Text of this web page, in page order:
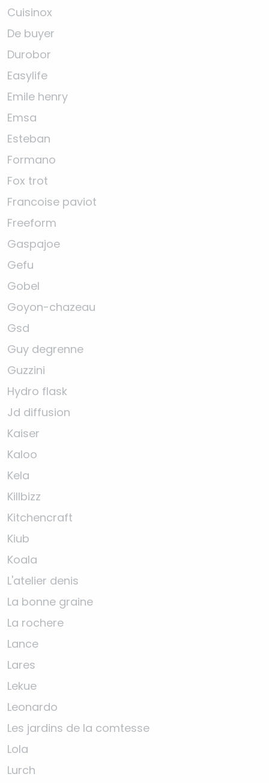
Cuisinox
De buyer
Durobor
Easylife
Emile henry
Emsa
Esteban
Formano
Fox trot
Francoise paviot
Freeform
Gaspajoe
Gefu
Gobel
Goyon-chazeau
Gsd
Guy degrenne
Guzzini
Hydro flask
Jd diffusion
Kaiser
Kaloo
Kela
Killbizz
Kitchencraft
Kiub
Koala
L'atelier denis
La bonne graine
La rochere
Lance
Lares
Lekue
Leonardo
Les jardins de la comtesse
Lola
Lurch